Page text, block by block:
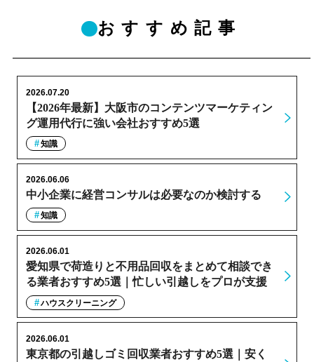
おすすめ記事
【2026年最新】大阪市のコンテンツマーケティン
グ運用代行に強い会社おすすめ5選
2026.07.20
知識
中小企業に経営コンサルは必要なのか検討する
2026.06.06
知識
愛知県で荷造りと不用品回収をまとめて相談でき
る業者おすすめ5選｜忙しい引越しをプロが支援
2026.06.01
ハウスクリーニング
東京都の引越しゴミ回収業者おすすめ5選｜安く
2026.06.01